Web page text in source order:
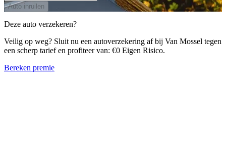
Auto inruilen
Deze auto verzekeren?
Veilig op weg? Sluit nu een autoverzekering af bij Van Mossel tegen
een scherp tarief en profiteer van: €0 Eigen Risico.
Bereken premie